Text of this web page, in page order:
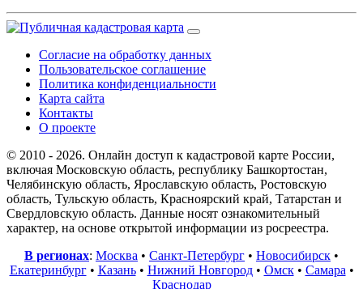
Согласие на обработку данных
Пользовательское соглашение
Политика конфиденциальности
Карта сайта
Контакты
О проекте
© 2010 - 2026. Онлайн доступ к кадастровой карте России,
включая Московскую область, республику Башкортостан,
Челябинскую область, Ярославскую область, Ростовскую
область, Тульскую область, Красноярский край, Татарстан и
Свердловскую область. Данные носят ознакомительный
характер, на основе открытой информации из росреестра.
В регионах: Москва • Санкт-Петербург • Новосибирск •
Екатеринбург• Казань• Нижний Новгород• Омск• Самара •
Краснодар